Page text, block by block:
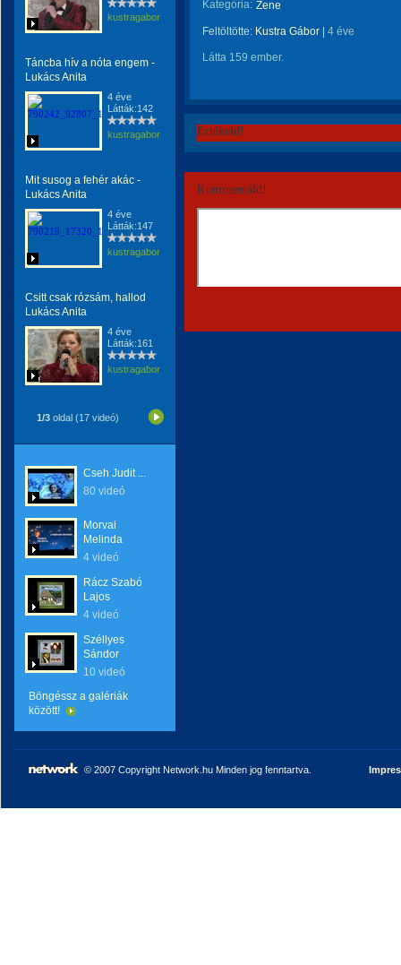
kustragabor
Táncba hív a nóta engem -
Lukács Anita
4 éve
Látták:142
kustragabor
Mit susog a fehér akác -
Lukács Anita
4 éve
Látták:147
kustragabor
Csitt csak rózsám, hallod
Lukács Anita
4 éve
Látták:161
kustragabor
1/3 oldal (17 videó)
Cseh Judit ...
80 videó
Morvai
Melinda
4 videó
Rácz Szabó
Lajos
4 videó
Széllyes
Sándor
10 videó
Böngéssz a galériák
között!
Kategória: Zene
Feltöltötte: Kustra Gábor 4 éve
Látta 159 ember.
Értékeld!
Kommentáld!
© 2007 Copyright Network.hu Minden jog fenntartva.